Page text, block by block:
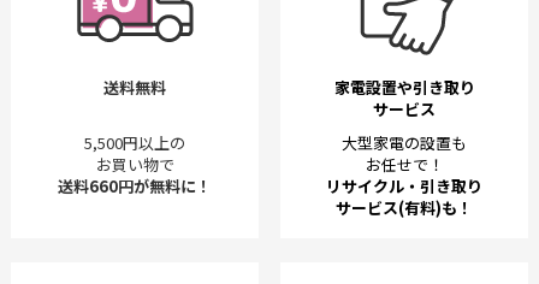
送料無料
5,500円以上の
お買い物で
送料660円が無料に！
家電設置や引き取り
サービス
大型家電の設置も
お任せで！
リサイクル・引き取り
サービス(有料)も！